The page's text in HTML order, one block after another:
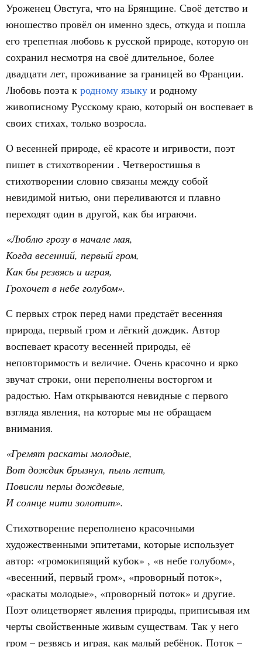
Уроженец Овстуга, что на Брянщине. Своё детство и
юношество провёл он именно здесь, откуда и пошла
его трепетная любовь к русской природе, которую он
сохранил несмотря на своё длительное, более
двадцати лет, проживание за границей во Франции.
Любовь поэта к родному языку и родному
живописному Русскому краю, который он воспевает в
своих стихах, только возросла.
О весенней природе, её красоте и игривости, поэт
пишет в стихотворении . Четверостишья в
стихотворении словно связаны между собой
невидимой нитью, они переливаются и плавно
переходят один в другой, как бы играючи.
«Люблю грозу в начале мая,
Когда весенний, первый гром,
Как бы резвясь и играя,
Грохочет в небе голубом».
С первых строк перед нами предстаёт весенняя
природа, первый гром и лёгкий дождик. Автор
воспевает красоту весенней природы, её
неповторимость и величие. Очень красочно и ярко
звучат строки, они переполнены восторгом и
радостью. Нам открываются невидные с первого
взгляда явления, на которые мы не обращаем
внимания.
«Гремят раскаты молодые,
Вот дождик брызнул, пыль летит,
Повисли перлы дождевые,
И солнце нити золотит».
Стихотворение переполнено красочными
художественными эпитетами, которые использует
автор: «громокипящий кубок» , «в небе голубом»,
«весенний, первый гром», «проворный поток»,
«раскаты молодые», «проворный поток» и другие.
Поэт олицетворяет явления природы, приписывая им
черты свойственные живым существам. Так у него
гром – резвясь и играя, как малый ребёнок. Поток –